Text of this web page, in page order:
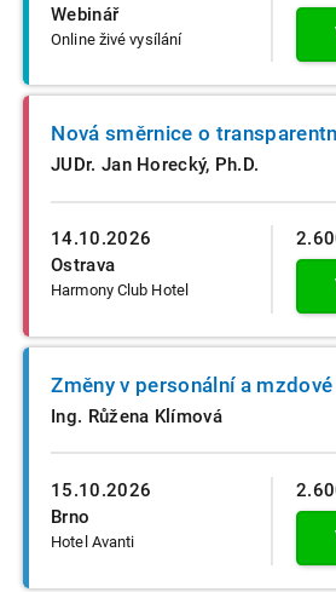
Webinář
Online živé vysílání
14.10.2026
Ostrava
Harmony Club Hotel
Nová směrnice o
JUDr. Jan Horecký, Ph.D.
15.10.2026
Brno
Hotel Avanti
Změny v personální a
Ing. Růžena Klímová